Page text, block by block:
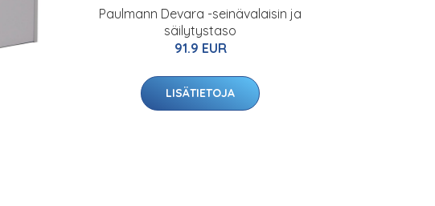
Paulmann Devara -seinävalaisin ja
säilytystaso
91.9 EUR
LISÄTIETOJA